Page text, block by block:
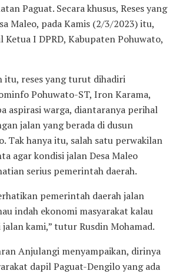
Paguat. Secara khusus, Reses yang
Maleo, pada Kamis (2/3/2023) itu,
I DPRD, Kabupaten Pohuwato,
itu, reses yang turut dihadiri
Pohuwato-ST, Iron Karama,
aspirasi warga, diantaranya perihal
jalan yang berada di dusun
Tak hanya itu, salah satu perwakilan
agar kondisi jalan Desa Maleo
serius pemerintah daerah.
pemerintah daerah jalan
indah ekonomi masyarakat kalau
kami,” tutur Rusdin Mohamad.
Anjulangi menyampaikan, dirinya
dapil Paguat-Dengilo yang ada